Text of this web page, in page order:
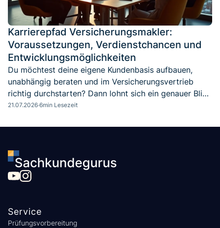
Karrierepfad Versicherungsmakler:
Voraussetzungen, Verdienstchancen und
Entwicklungsmöglichkeiten
Du möchtest deine eigene Kundenbasis aufbauen,
unabhängig beraten und im Versicherungsvertrieb
richtig durchstarten? Dann lohnt sich ein genauer Blick
auf den Beruf des Versicherungsmaklers. Denn dieser
auch überdurchschnittliche Verdienstchancen –
Voraussetzungen mit.
21.07.2026·6min Lesezeit
Service
Prüfungsvorbereitung